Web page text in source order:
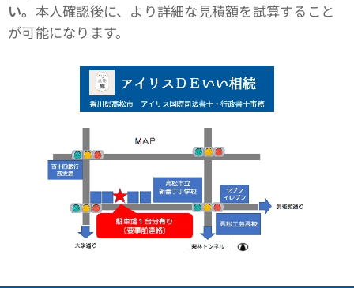
い。 本人確認後に、より詳細な見積額を試算すること
が可能になります。